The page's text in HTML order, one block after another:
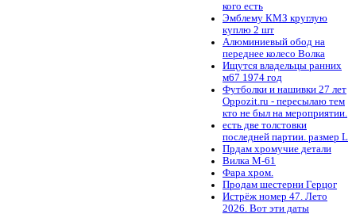
кого есть
Эмблему КМЗ круглую
куплю 2 шт
Алюминиевый обод на
переднее колесо Волка
Ищутся владельцы ранних
м67 1974 год
Футболки и нашивки 27 лет
Oppozit.ru - пересылаю тем
кто не был на мероприятии.
есть две толстовки
последней партии. размер L
Прдам хромучие детали
Вилка М-61
Фара хром.
Продам шестерни Герцог
Истрёж номер 47. Лето
2026. Вот эти даты